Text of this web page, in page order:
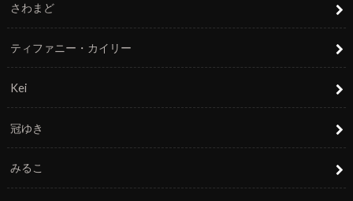
さわまど
ティファニー・カイリー
Kei
冠ゆき
みるこ